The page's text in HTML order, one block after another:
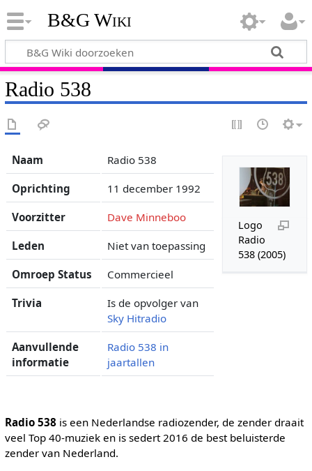
B&G Wiki
Radio 538
Logo
Radio
538 (2005)
Naam Radio 538
Oprichting 11 december 1992
Voorzitter Dave Minneboo
Leden Niet van toepassing
Omroep Status Commercieel
Trivia
Is de opvolger van
Sky Hitradio
Aanvullende
informatie
Radio 538 in
jaartallen
Radio 538is een Nederlandse radiozender, de zender draait
veel Top 40-muziek en is sedert 2016 de best beluisterde
zender van Nederland.